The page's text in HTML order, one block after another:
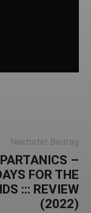
Nächster Beitrag
–
FOR THE
::: REVIEW
(2022)